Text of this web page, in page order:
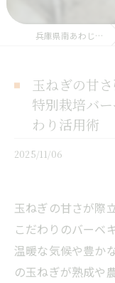
兵庫県南あわじの玉ねぎならHope will 淡路島
玉ねぎの甘
特別栽培バ
わり活用術
2025/11/06
玉ねぎの甘さが際
こだわりのバーベ
温暖な気候や豊か
の玉ねぎが熟成や